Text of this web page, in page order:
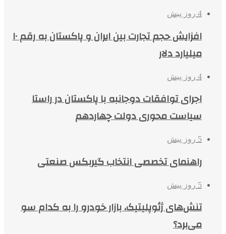
4 روز پیش
افزایش حجم تجارت بین ایران و پاکستان به رقم ۱۰
میلیارد دلار
4 روز پیش
اجرای توافقات دوجانبه با پاکستان در راستا
سیاست محوری دولت چهاردهم
5 روز پیش
راهنمای تخصصی انتخاب گیربکس صنعتی
5 روز پیش
تنش‌های ژئوپلیتیک، بازار خودرو را به کدام سو
می‌برد؟